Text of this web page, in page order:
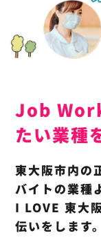
Job
たい業種
東大阪市内の
バイトの業種
I LOVE 東大
伝いをします。